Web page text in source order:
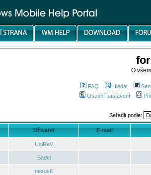
O
FAQ Hledat
Osobní nastavení
Seřadit podle:
Uživatel E-mail
UsiReV
Badel
nexus6